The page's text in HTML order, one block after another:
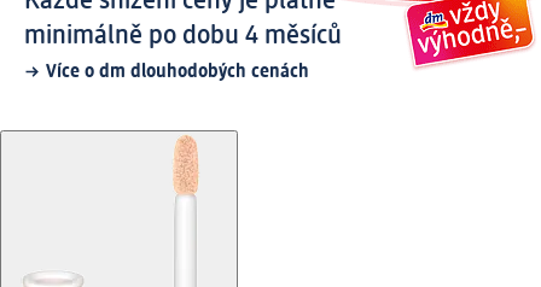
minimálně po dobu 4 měsíců
Více o dm dlouhodobých cenách